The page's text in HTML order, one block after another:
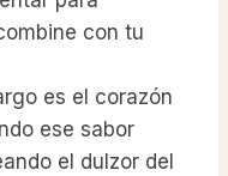
con tu
es el corazón
ese sabor
el dulzor del